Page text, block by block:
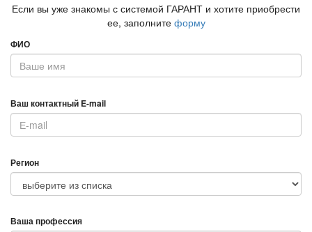
Если вы уже знакомы с системой ГАРАНТ и хотите приобрести
ее, заполните форму
ФИО
аш контактный E-mail
Регион
аша профессия